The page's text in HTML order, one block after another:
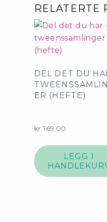
RELATERTE
DEL DET DU
ER (HEFTE)
kr 169,00
LEGG I